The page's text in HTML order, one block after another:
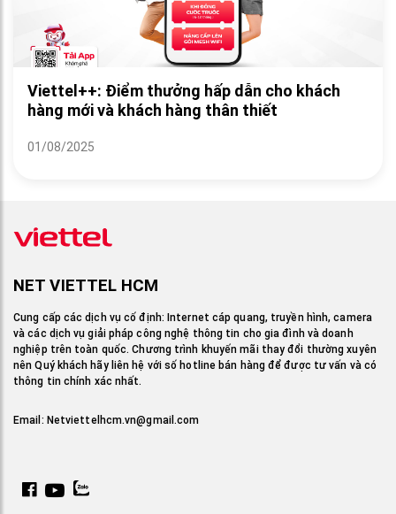
Viettel++: Điểm thưởng hấp dẫn cho khách
hàng mới và khách hàng thân thiết
01/08/2025
NET VIETTEL HCM
Cung cấp các dịch vụ cố định: Internet cáp quang, truyền hình, camera
và các dịch vụ giải pháp công nghệ thông tin cho gia đình và doanh
nghiệp trên toàn quốc. Chương trình khuyến mãi thay đổi thường xuyên
nên Quý khách hãy liên hệ với số hotline bán hàng để được tư vấn và có
thông tin chính xác nhất.
Email: Netviettelhcm.vn@gmail.com